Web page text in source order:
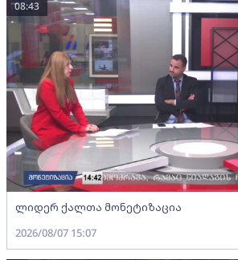
ლიდერ ქალთა მონეტიზაცია
08:43
2026/08/07 15:07